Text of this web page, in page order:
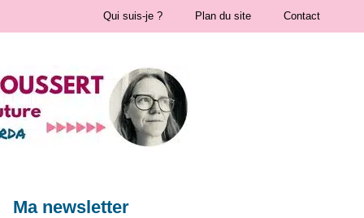
Qui suis-je ? Plan du site Contact
Ma newsletter